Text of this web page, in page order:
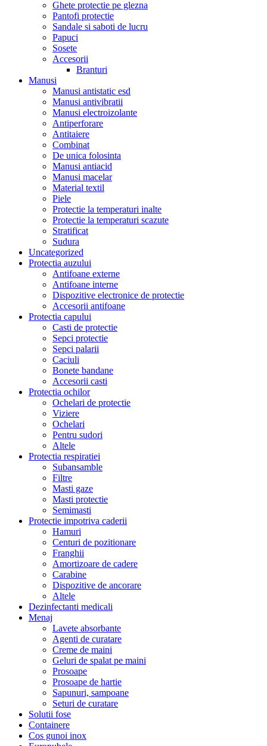
Ghete protectie pe glezna
Pantofi protectie
Sandale si saboti de lucru
Papuci
Sosete
Accesorii
Branturi
Manusi
Manusi antistatic esd
Manusi antivibratii
Manusi electroizolante
Antiperforare
Antitaiere
Combinat
De unica folosinta
Manusi antiacid
Manusi macelar
Material textil
Piele
Protectie la temperaturi inalte
Protectie la temperaturi scazute
Stratificat
Sudura
Uncategorized
Protectia auzului
Antifoane externe
Antifoane interne
Dispozitive electronice de protectie
Accesorii antifoane
Protectia capului
Casti de protectie
Sepci protectie
Sepci palarii
Caciuli
Bonete bandane
Accesorii casti
Protectia ochilor
Ochelari de protectie
Viziere
Ochelari
Pentru sudori
Altele
Protectia respiratiei
Subansamble
Filtre
Masti gaze
Masti protectie
Semimasti
Protectie impotriva caderii
Hamuri
Centuri de pozitionare
Franghii
Amortizoare de cadere
Carabine
Dispozitive de ancorare
Altele
Dezinfectanti medicali
Menaj
Lavete absorbante
Agenti de curatare
Creme de maini
Geluri de spalat pe maini
Prosoape
Prosoape de hartie
Sapunuri, sampoane
Seturi de curatare
Solutii fose
Containere
Cos gunoi inox